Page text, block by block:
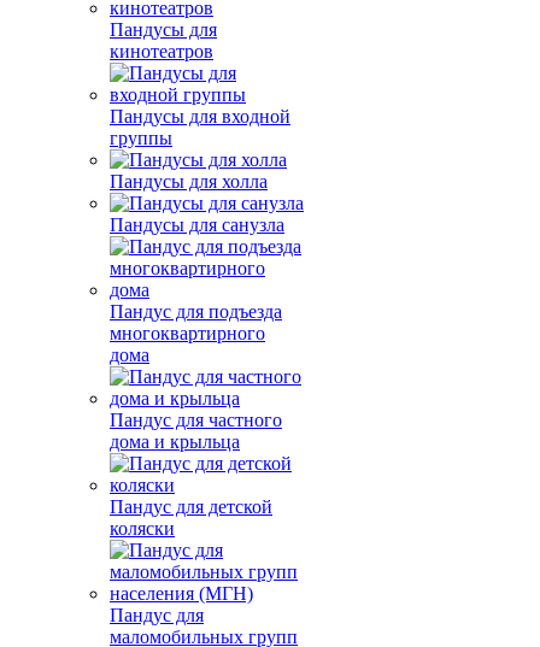
Пандусы для
кинотеатров
Пандусы для входной
группы
Пандусы для холла
Пандусы для санузла
Пандус для подъезда
многоквартирного
дома
Пандус для частного
дома и крыльца
Пандус для детской
коляски
Пандус для
маломобильных групп